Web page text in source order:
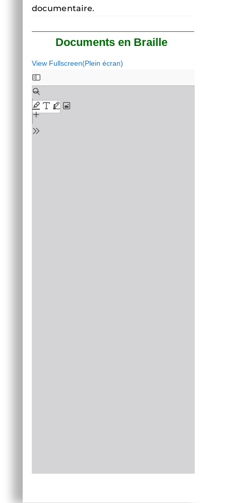
documentaire.
Documents en Braille
View Fullscreen(Plein écran)
Aller
au
contenu
PDF